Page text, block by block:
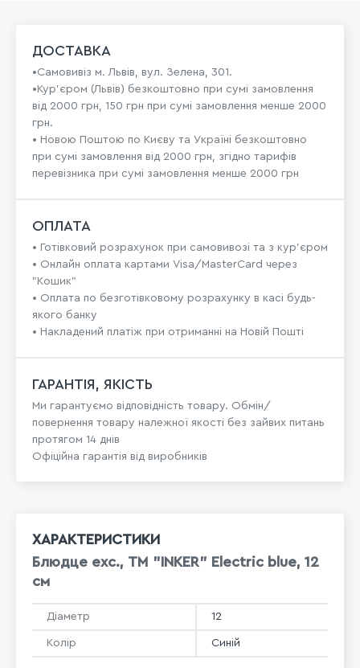
ДОСТАВКА
•Самовивіз м. Львів, вул. Зелена, 301.
•Кур'єром (Львів) безкоштовно при сумі замовлення
від 2000 грн, 150 грн при сумі замовлення менше 2000
грн.
• Новою Поштою по Києву та Україні безкоштовно
при сумі замовлення від 2000 грн, згідно тарифів
перевізника при сумі замовлення менше 2000 грн
ОПЛАТА
• Готівковий розрахунок при самовивозі та з кур’єром
• Онлайн оплата картами Visa/MasterCard через
"Кошик"
• Оплата по безготівковому розрахунку в касі будь-
якого банку
• Накладений платіж при отриманні на Новій Пошті
ГАРАНТІЯ, ЯКІСТЬ
Ми гарантуємо відповідність товару. Обмін/
повернення товару належної якості без зайвих питань
протягом 14 днів
Офіційна гарантія від виробників
ХАРАКТЕРИСТИКИ
Блюдце exc., ТМ "INKER" Electric blue, 12
см
Діаметр 12
Колір Синій